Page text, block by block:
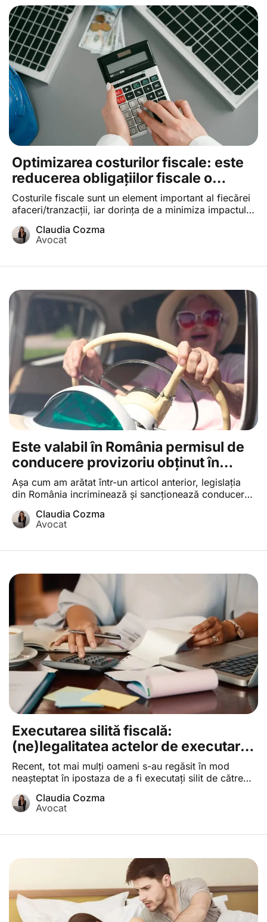
Optimizarea costurilor fiscale: este
reducerea obligațiilor fiscale o
activitate legală?
Costurile fiscale sunt un element important al fiecărei
afaceri/tranzacţii, iar dorința de a minimiza impactul
și reprezintă un obiectiv al oricărui participant la
mediul de afaceri. În cele ce urmează vom analiza
de lege în privința […]
Claudia Cozma
Avocat
Este valabil în România permisul de
conducere provizoriu obținut în
Marea Britanie?
Așa cum am arătat într-un articol anterior, legislația
din România incriminează și sancționează conducerea
prevăzând în acest sens o formă-tip a infracțiunii,
care se pedepsește cu închisoarea de la unu la cinci
pedepsește cu închisoarea de la 6 luni […]
Claudia Cozma
Avocat
Executarea silită fiscală:
(ne)legalitatea actelor de executare
în lipsa emiterii și/sau comunicării
unui titlu de creanță fiscală
Recent, tot mai mulți oameni s-au regăsit în mod
neașteptat în ipostaza de a fi executați silit de către
domiciliu. Multe dintre aceste executări silite fiscale
au fost demarate pentru recuperarea unor creanțe
că le datorează la bugetul local. Această […]
Claudia Cozma
Avocat